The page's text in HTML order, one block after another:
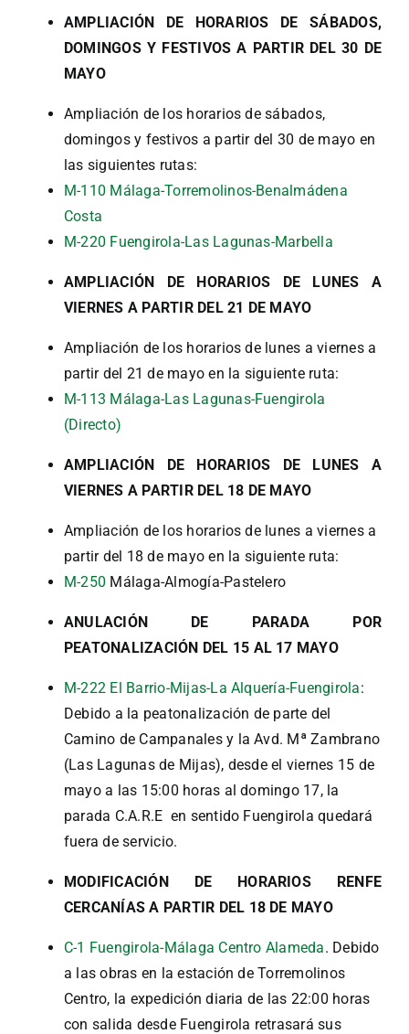
AMPLIACIÓN DE HORARIOS DE SÁBADOS,
DOMINGOS Y FESTIVOS A PARTIR DEL 30 DE
MAYO
Ampliación de los horarios de sábados,
domingos y festivos a partir del 30 de mayo en
las siguientes rutas:
M-110 Málaga-Torremolinos-Benalmádena
Costa
M-220 Fuengirola-Las Lagunas-Marbella
AMPLIACIÓN DE HORARIOS DE LUNES A
VIERNES A PARTIR DEL 21 DE MAYO
Ampliación de los horarios de lunes a viernes a
partir del 21 de mayo en la siguiente ruta:
M-113 Málaga-Las Lagunas-Fuengirola
(Directo)
AMPLIACIÓN DE HORARIOS DE LUNES A
VIERNES A PARTIR DEL 18 DE MAYO
Ampliación de los horarios de lunes a viernes a
partir del 18 de mayo en la siguiente ruta:
M-250 Málaga-Almogía-Pastelero
ANULACIÓN DE PARADA POR
PEATONALIZACIÓN DEL 15 AL 17 MAYO
M-222 El Barrio-Mijas-La Alquería-Fuengirola:
Debido a la peatonalización de parte del
Camino de Campanales y la Avd. Mª Zambrano
(Las Lagunas de Mijas), desde el viernes 15 de
mayo a las 15:00 horas al domingo 17, la
parada C.A.R.E en sentido Fuengirola quedará
fuera de servicio.
MODIFICACIÓN DE HORARIOS RENFE
CERCANÍAS A PARTIR DEL 18 DE MAYO
C-1 Fuengirola-Málaga Centro Alameda. Debido
a las obras en la estación de Torremolinos
Centro, la expedición diaria de las 22:00 horas
con salida desde Fuengirola retrasará sus